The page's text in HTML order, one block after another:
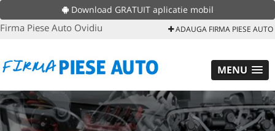
Download GRATUIT aplicatie mobil
Firma Piese Auto Ovidiu ADAUGA FIRMA PIESE AUTO
MENU